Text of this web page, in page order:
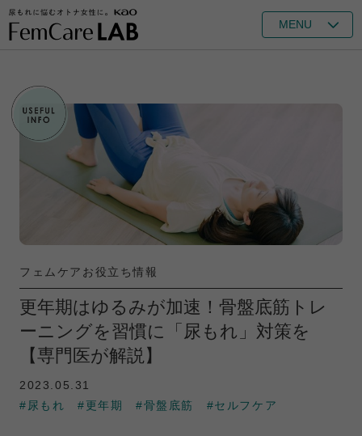
MENU
フェムケアお役立ち情報
更年期はゆるみが加速！骨盤底筋トレ
ーニングを習慣に「尿もれ」対策を
【専門医が解説】
2023.05.31
#尿もれ
#更年期 #骨盤底筋 #セルフケア